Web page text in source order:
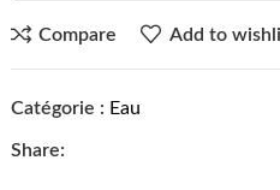
Compare Add to
Catégorie : Eau
Share: